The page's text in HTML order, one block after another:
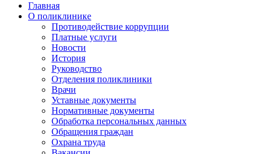
Главная
О поликлинике
Противодействие коррупции
Платные услуги
Новости
История
Руководство
Отделения поликлиники
Врачи
Уставные документы
Нормативные документы
Обработка персональных данных
Обращения граждан
Охрана труда